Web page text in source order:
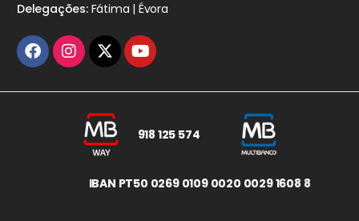
Delegações:Fátima | Évora
918 125 574
IBAN PT50 0269 0109 0020 0029 1608 8